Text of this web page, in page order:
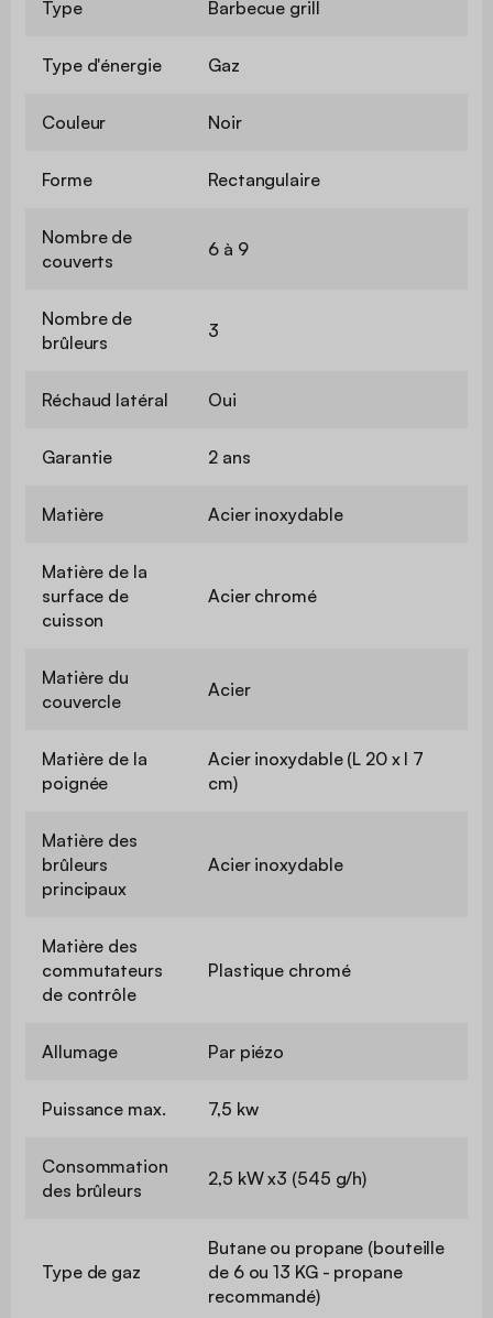
Type Barbecue grill
Type d'énergie Gaz
Couleur Noir
Forme Rectangulaire
Nombre de
couverts
6 à 9
Nombre de
brûleurs
3
Réchaud latéral Oui
Garantie 2 ans
Matière Acier inoxydable
Matière de la
surface de
cuisson
Acier chromé
Matière du
couvercle
Acier
Matière de la
poignée
Acier inoxydable (L 20 x l 7
cm)
Matière des
brûleurs
principaux
Acier inoxydable
Matière des
commutateurs
de contrôle
Plastique chromé
Allumage Par piézo
Puissance max. 7,5 kw
Consommation
des brûleurs
2,5 kW x3 (545 g/h)
Type de gaz
Butane ou propane (bouteille
de 6 ou 13 KG - propane
recommandé)